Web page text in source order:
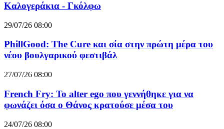
Καλογεράκια - Γκόλφω
29/07/26 08:00
PhillGood: The Cure και σία στην πρώτη μέρα του
νέου βουλγαρικού φεστιβάλ
27/07/26 08:00
French Fry: Το alter ego που γεννήθηκε για να
φωνάζει όσα ο Θάνος κρατούσε μέσα του
24/07/26 08:00